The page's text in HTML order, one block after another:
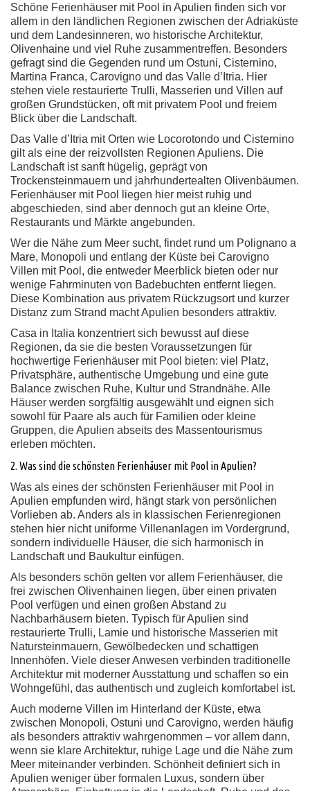
Schöne Ferienhäuser mit Pool in Apulien finden sich vor
allem in den ländlichen Regionen zwischen der Adriaküste
und dem Landesinneren, wo historische Architektur,
Olivenhaine und viel Ruhe zusammentreffen. Besonders
gefragt sind die Gegenden rund um Ostuni, Cisternino,
Martina Franca, Carovigno und das Valle d’Itria. Hier
stehen viele restaurierte Trulli, Masserien und Villen auf
großen Grundstücken, oft mit privatem Pool und freiem
Blick über die Landschaft.
Das Valle d’Itria mit Orten wie Locorotondo und Cisternino
gilt als eine der reizvollsten Regionen Apuliens. Die
Landschaft ist sanft hügelig, geprägt von
Trockensteinmauern und jahrhundertealten Olivenbäumen.
Ferienhäuser mit Pool liegen hier meist ruhig und
abgeschieden, sind aber dennoch gut an kleine Orte,
Restaurants und Märkte angebunden.
Wer die Nähe zum Meer sucht, findet rund um Polignano a
Mare, Monopoli und entlang der Küste bei Carovigno
Villen mit Pool, die entweder Meerblick bieten oder nur
wenige Fahrminuten von Badebuchten entfernt liegen.
Diese Kombination aus privatem Rückzugsort und kurzer
Distanz zum Strand macht Apulien besonders attraktiv.
Casa in Italia konzentriert sich bewusst auf diese
Regionen, da sie die besten Voraussetzungen für
hochwertige Ferienhäuser mit Pool bieten: viel Platz,
Privatsphäre, authentische Umgebung und eine gute
Balance zwischen Ruhe, Kultur und Strandnähe. Alle
Häuser werden sorgfältig ausgewählt und eignen sich
sowohl für Paare als auch für Familien oder kleine
Gruppen, die Apulien abseits des Massentourismus
erleben möchten.
2. Was sind die schönsten Ferienhäuser mit Pool in Apulien?
Was als eines der schönsten Ferienhäuser mit Pool in
Apulien empfunden wird, hängt stark von persönlichen
Vorlieben ab. Anders als in klassischen Ferienregionen
stehen hier nicht uniforme Villenanlagen im Vordergrund,
sondern individuelle Häuser, die sich harmonisch in
Landschaft und Baukultur einfügen.
Als besonders schön gelten vor allem Ferienhäuser, die
frei zwischen Olivenhainen liegen, über einen privaten
Pool verfügen und einen großen Abstand zu
Nachbarhäusern bieten. Typisch für Apulien sind
restaurierte Trulli, Lamie und historische Masserien mit
Natursteinmauern, Gewölbedecken und schattigen
Innenhöfen. Viele dieser Anwesen verbinden traditionelle
Architektur mit moderner Ausstattung und schaffen so ein
Wohngefühl, das authentisch und zugleich komfortabel ist.
Auch moderne Villen im Hinterland der Küste, etwa
zwischen Monopoli, Ostuni und Carovigno, werden häufig
als besonders attraktiv wahrgenommen – vor allem dann,
wenn sie klare Architektur, ruhige Lage und die Nähe zum
Meer miteinander verbinden. Schönheit definiert sich in
Apulien weniger über formalen Luxus, sondern über